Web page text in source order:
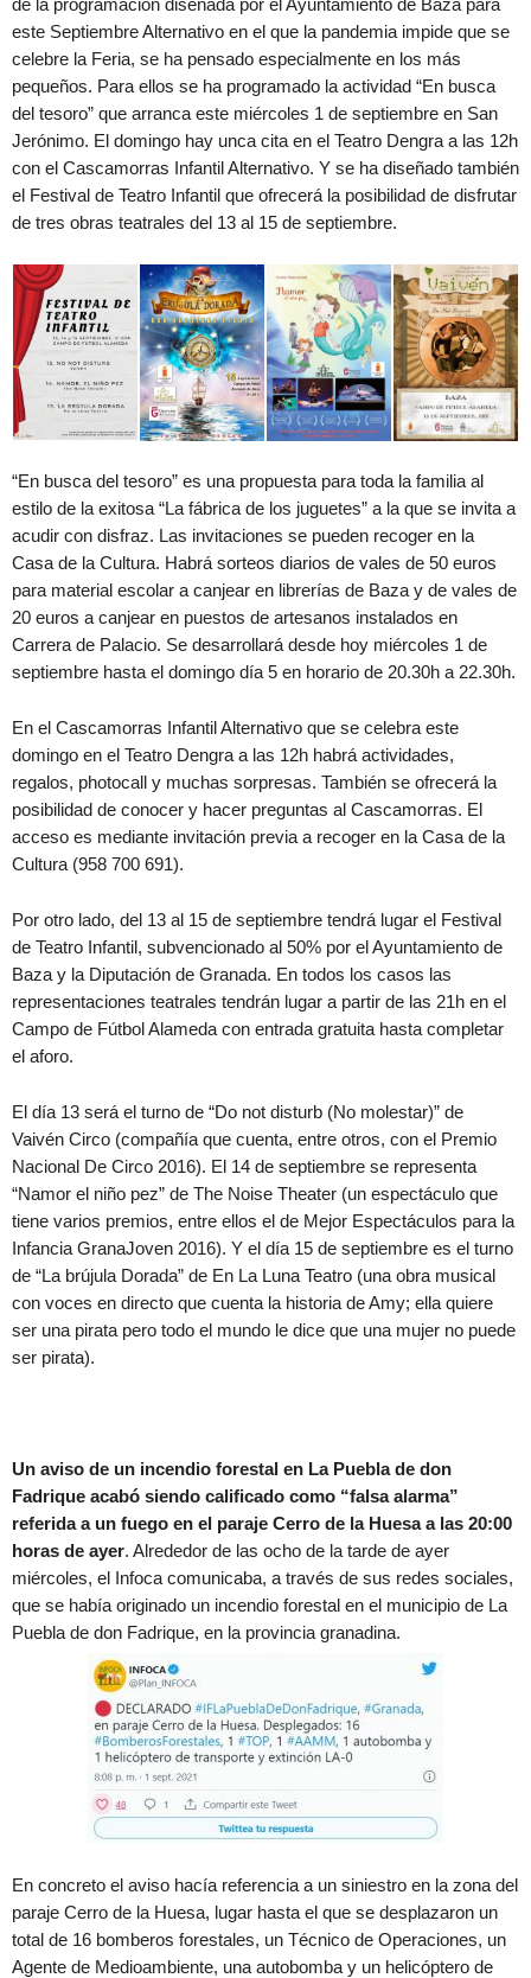
de la programación diseñada por el Ayuntamiento de Baza para
este Septiembre Alternativo en el que la pandemia impide que se
celebre la Feria, se ha pensado especialmente en los más
pequeños. Para ellos se ha programado la actividad “En busca
del tesoro” que arranca este miércoles 1 de septiembre en San
Jerónimo. El domingo hay unca cita en el Teatro Dengra a las 12h
con el Cascamorras Infantil Alternativo. Y se ha diseñado también
el Festival de Teatro Infantil que ofrecerá la posibilidad de disfrutar
de tres obras teatrales del 13 al 15 de septiembre.
“En busca del tesoro” es una propuesta para toda la familia al
estilo de la exitosa “La fábrica de los juguetes” a la que se invita a
acudir con disfraz. Las invitaciones se pueden recoger en la
Casa de la Cultura. Habrá sorteos diarios de vales de 50 euros
para material escolar a canjear en librerías de Baza y de vales de
20 euros a canjear en puestos de artesanos instalados en
Carrera de Palacio. Se desarrollará desde hoy miércoles 1 de
septiembre hasta el domingo día 5 en horario de 20.30h a 22.30h.
En el Cascamorras Infantil Alternativo que se celebra este
domingo en el Teatro Dengra a las 12h habrá actividades,
regalos, photocall y muchas sorpresas. También se ofrecerá la
posibilidad de conocer y hacer preguntas al Cascamorras. El
acceso es mediante invitación previa a recoger en la Casa de la
Cultura (958 700 691).
Por otro lado, del 13 al 15 de septiembre tendrá lugar el Festival
de Teatro Infantil, subvencionado al 50% por el Ayuntamiento de
Baza y la Diputación de Granada. En todos los casos las
representaciones teatrales tendrán lugar a partir de las 21h en el
Campo de Fútbol Alameda con entrada gratuita hasta completar
el aforo.
El día 13 será el turno de “Do not disturb (No molestar)” de
Vaivén Circo (compañía que cuenta, entre otros, con el Premio
Nacional De Circo 2016). El 14 de septiembre se representa
“Namor el niño pez” de The Noise Theater (un espectáculo que
tiene varios premios, entre ellos el de Mejor Espectáculos para la
Infancia GranaJoven 2016). Y el día 15 de septiembre es el turno
de “La brújula Dorada” de En La Luna Teatro (una obra musical
con voces en directo que cuenta la historia de Amy; ella quiere
ser una pirata pero todo el mundo le dice que una mujer no puede
ser pirata).
Un aviso de un incendio forestal en La Puebla de don
Fadrique acabó siendo calificado como “falsa alarma”
referida a un fuego en el paraje Cerro de la Huesa a las 20:00
horas de ayer. Alrededor de las ocho de la tarde de ayer
miércoles, el Infoca comunicaba, a través de sus redes sociales,
que se había originado un incendio forestal en el municipio de La
Puebla de don Fadrique, en la provincia granadina.
En concreto el aviso hacía referencia a un siniestro en la zona del
paraje Cerro de la Huesa, lugar hasta el que se desplazaron un
total de 16 bomberos forestales, un Técnico de Operaciones, un
Agente de Medioambiente, una autobomba y un helicóptero de